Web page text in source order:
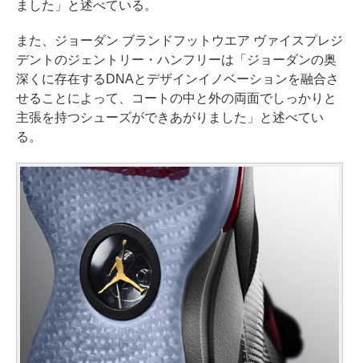
ました」と述べている。
また、ジョーダン ブランドフットウエア ヴァイスプレジ
デントのジェントリー・ハンフリーは「ジョーダンの奥
深くに存在するDNAとデザインイノベーションを融合さ
せることによって、コートの中と外の両面でしっかりと
主張を持つシューズができあがりました」と述べてい
る。